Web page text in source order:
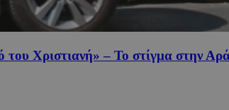
Χριστιανή» – Το στίγμα στην